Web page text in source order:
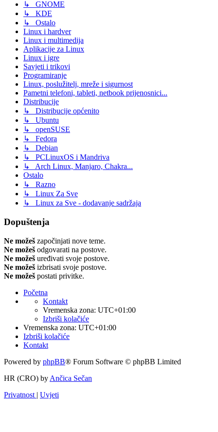
↳ GNOME
↳ KDE
↳ Ostalo
Linux i hardver
Linux i multimedija
Aplikacije za Linux
Linux i igre
Savjeti i trikovi
Programiranje
Linux, poslužitelj, mreže i sigurnost
Pametni telefoni, tableti, netbook prijenosnici...
Distribucije
↳ Distribucije općenito
↳ Ubuntu
↳ openSUSE
↳ Fedora
↳ Debian
↳ PCLinuxOS i Mandriva
↳ Arch Linux, Manjaro, Chakra...
Ostalo
↳ Razno
↳ Linux Za Sve
↳ Linux za Sve - dodavanje sadržaja
Dopuštenja
Ne možeš započinjati nove teme.
Ne možeš odgovarati na postove.
Ne možeš uređivati svoje postove.
Ne možeš izbrisati svoje postove.
Ne možeš postati privitke.
Početna
Kontakt
Vremenska zona: UTC+01:00
Izbriši kolačiće
Vremenska zona: UTC+01:00
Izbriši kolačiće
Kontakt
Powered by phpBB® Forum Software © phpBB Limited
HR (CRO) by Ančica Sečan
Privatnost | Uvjeti